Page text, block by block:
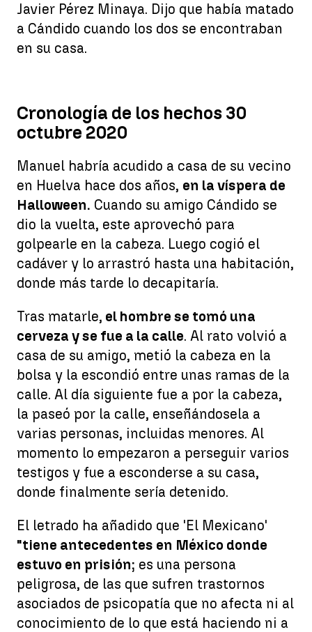
Javier Pérez Minaya. Dijo que había matado
a Cándido cuando los dos se encontraban
en su casa.
Cronología de los hechos 30
octubre 2020
Manuel habría acudido a casa de su vecino
en Huelva hace dos años, en la víspera de
Halloween. Cuando su amigo Cándido se
dio la vuelta, este aprovechó para
golpearle en la cabeza. Luego cogió el
cadáver y lo arrastró hasta una habitación,
donde más tarde lo decapitaría.
Tras matarle, el hombre se tomó una
cerveza y se fue a la calle. Al rato volvió a
casa de su amigo, metió la cabeza en la
bolsa y la escondió entre unas ramas de la
calle. Al día siguiente fue a por la cabeza,
la paseó por la calle, enseñándosela a
varias personas, incluidas menores. Al
momento lo empezaron a perseguir varios
testigos y fue a esconderse a su casa,
donde finalmente sería detenido.
El letrado ha añadido que 'El Mexicano'
"tiene antecedentes en México donde
estuvo en prisión; es una persona
peligrosa, de las que sufren trastornos
asociados de psicopatía que no afecta ni al
conocimiento de lo que está haciendo ni a